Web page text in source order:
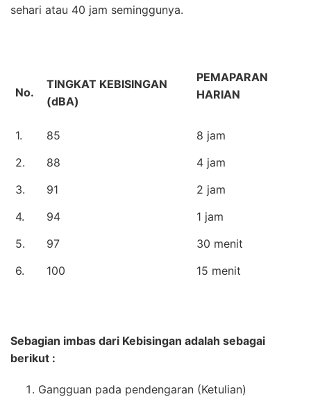
sehari atau 40 jam seminggunya.
No.
TINGKAT KEBISINGAN
(dBA)
PEMAPARAN
HARIAN
1. 85
8 jam
2.
88
4 jam
3.
91
2 jam
4.
94
1 jam
5.
97
30 menit
6.
100 15 menit
Sebagian imbas dari Kebisingan adalah sebagai
berikut :
Gangguan pada pendengaran (Ketulian)